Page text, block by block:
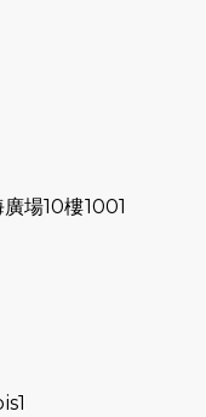
享暨香港傷健共
- 7月9日（19:00
- 6月18日
場10樓1001